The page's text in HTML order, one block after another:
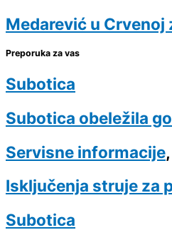
Medarević u Crvenoj
Preporuka za vas
Subotica
Subotica obeležila
Servisne informacije,
Isključenja struje za
Subotica